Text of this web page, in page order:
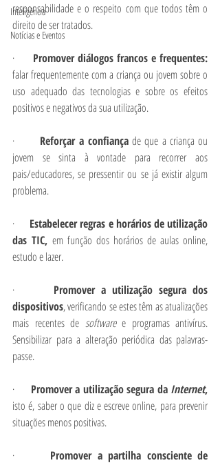
Inteligência
Notícias e Eventos
responsabilidade e o respeito com que todos têm o
direito de ser tratados.
· Promover diálogos francos e frequentes:
falar frequentemente com a criança ou jovem sobre o
uso adequado das tecnologias e sobre os efeitos
positivos e negativos da sua utilização.
· Reforçar a confiança de que a criança ou
jovem se sinta à vontade para recorrer aos
pais/educadores, se pressentir ou se já existir algum
problema.
· Estabelecer regras e horários de utilização
das TIC, em função dos horários de aulas online,
estudo e lazer.
· Promover a utilização segura dos
dispositivos, verificando se estes têm as atualizações
mais recentes de software e programas antivírus.
Sensibilizar para a alteração periódica das palavras-
passe.
· Promover a utilização segura da Internet
isto é, saber o que diz e escreve online, para prevenir
situações menos positivas.
· Promover a partilha consciente de